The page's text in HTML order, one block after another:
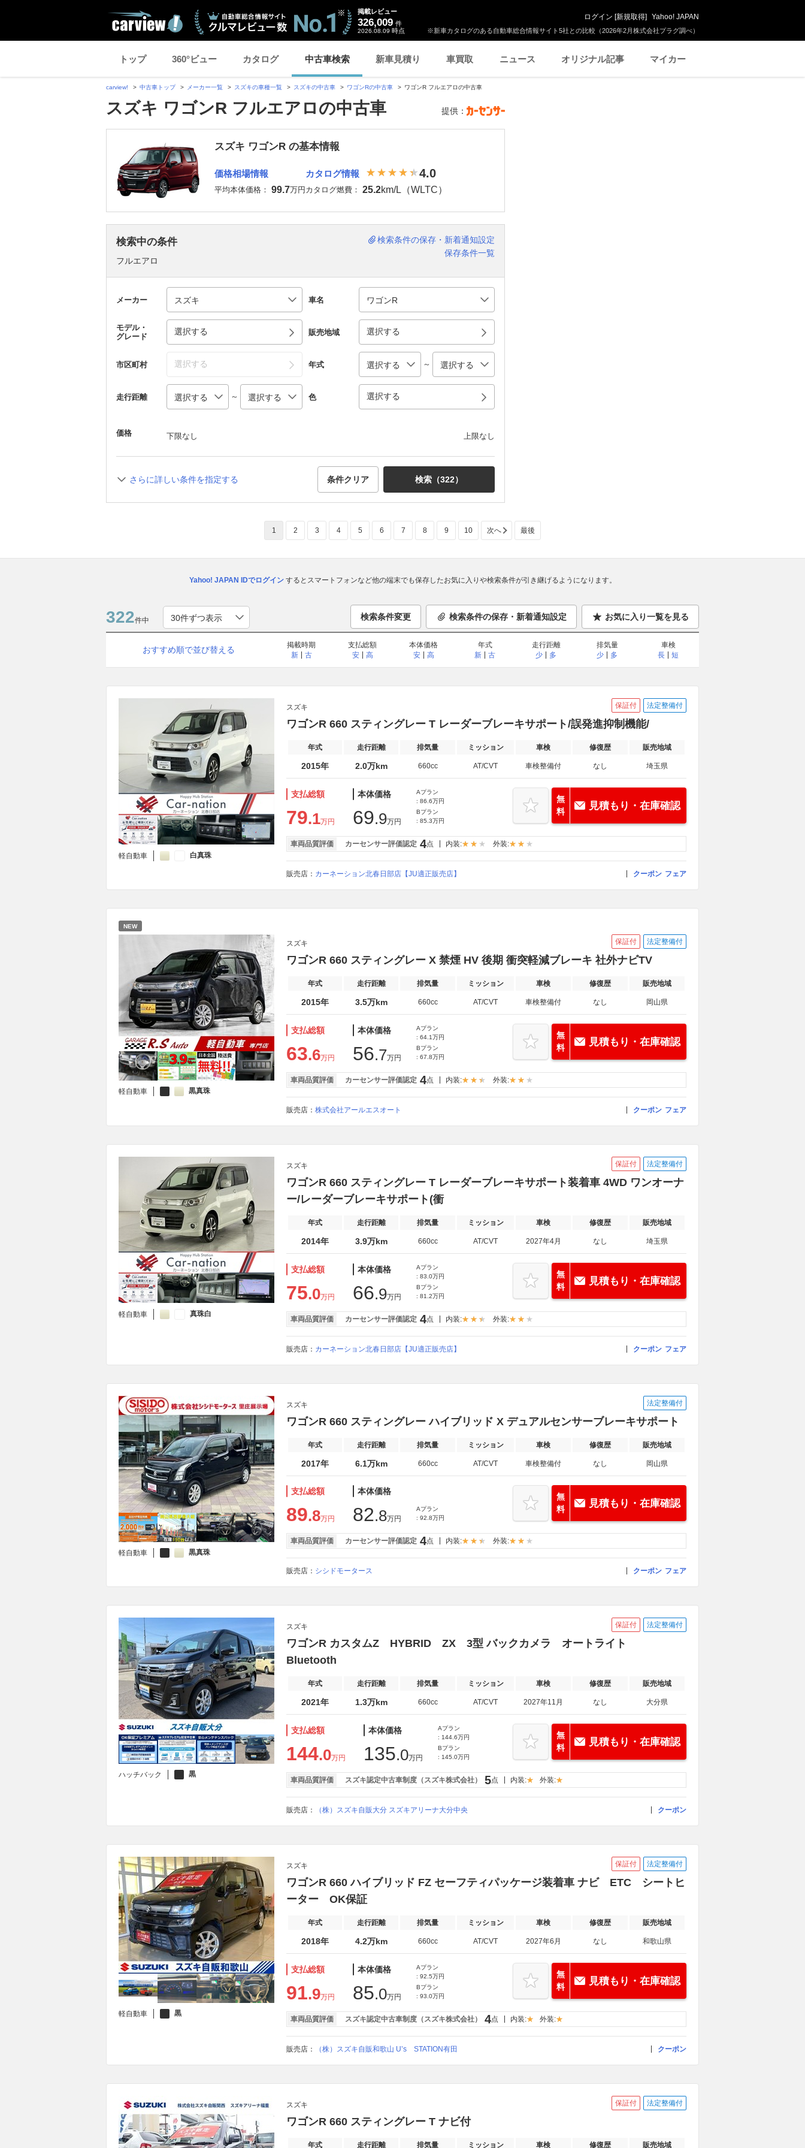
※新車カタログのある自動車総合情報サイト5社との比較（2026年2月株式会社プラグ調べ）
掲載レビュー
326,009 件
2026.08.09 時点
ログイン [新規取得] Yahoo! JAPAN
トップ 360°ビュー カタログ 中古車検索 新車見積り 車買取 ニュース オリジナル記事 マイカー
carview! 中古車トップ メーカー一覧 スズキの車種一覧 スズキの中古車 ワゴンRの中古車 ワゴンR フルエアロの中古車
スズキ ワゴンR フルエアロの中古車 提供：
スズキ ワゴンR の基本情報
価格相場情報
平均本体価格： 99.7万円
カタログ情報 4.0
カタログ燃費： 25.2km/L（WLTC）
検索中の条件
フルエアロ
検索条件の保存・新着通知設定
保存条件一覧
メーカー 車名
モデル・
グレード
選択する 販売地域 選択する
市区町村 選択する 年式 ～
走行距離 ～ 色 選択する
価格 下限なし 上限なし
さらに詳しい条件を指定する 条件クリア 検索（322）
1 2 3 4 5 6 7 8 9 10 次へ 最後
Yahoo! JAPAN IDでログインするとスマートフォンなど他の端末でも保存したお気に入りや検索条件が引き継げるようになります。
322件中 検索条件変更 検索条件の保存・新着通知設定 お気に入り一覧を見る
おすすめ順で並び替える
掲載時期
新
古
支払総額
安
高
本体価格
安
高
年式
新
古
走行距離
少
多
排気量
少
多
車検
長
短
軽自動車 白真珠
スズキ 保証付 法定整備付
ワゴンR 660 スティングレー T レーダーブレーキサポート/誤発進抑制機能/
年式 走行距離 排気量 ミッション 車検 修復歴 販売地域
2015年 2.0万km 660cc AT/CVT 車検整備付 なし 埼玉県
支払総額
79.1万円
本体価格
69.9万円
Aプラン
: 86.6万円
Bプラン
: 85.3万円
無
料
見積もり・在庫確認
車両品質評価 カーセンサー評価認定 4点 内装: 外装:
販売店： カーネーション北春日部店【JU適正販売店】 クーポン フェア
NEW
軽自動車 黒真珠
スズキ 保証付 法定整備付
ワゴンR 660 スティングレー X 禁煙 HV 後期 衝突軽減ブレーキ 社外ナビTV
年式 走行距離 排気量 ミッション 車検 修復歴 販売地域
2015年 3.5万km 660cc AT/CVT 車検整備付 なし 岡山県
支払総額
63.6万円
本体価格
56.7万円
Aプラン
: 64.1万円
Bプラン
: 67.8万円
無
料
見積もり・在庫確認
車両品質評価 カーセンサー評価認定 4点 内装: 外装:
販売店： 株式会社アールエスオート クーポン フェア
軽自動車 真珠白
スズキ 保証付 法定整備付
ワゴンR 660 スティングレー T レーダーブレーキサポート装着車 4WD ワンオーナ
ー/レーダーブレーキサポート(衝
年式 走行距離 排気量 ミッション 車検 修復歴 販売地域
2014年 3.9万km 660cc AT/CVT 2027年4月 なし 埼玉県
支払総額
75.0万円
本体価格
66.9万円
Aプラン
: 83.0万円
Bプラン
: 81.2万円
無
料
見積もり・在庫確認
車両品質評価 カーセンサー評価認定 4点 内装: 外装:
販売店： カーネーション北春日部店【JU適正販売店】 クーポン フェア
軽自動車 黒真珠
スズキ 法定整備付
ワゴンR 660 スティングレー ハイブリッド X デュアルセンサーブレーキサポート
年式 走行距離 排気量 ミッション 車検 修復歴 販売地域
2017年 6.1万km 660cc AT/CVT 車検整備付 なし 岡山県
支払総額
89.8万円
本体価格
82.8万円
Aプラン
: 92.8万円
無
料
見積もり・在庫確認
車両品質評価 カーセンサー評価認定 4点 内装: 外装:
販売店： シシドモータース クーポン フェア
ハッチバック 黒
スズキ 保証付 法定整備付
ワゴンR カスタムZ HYBRID ZX 3型 バックカメラ オートライト
Bluetooth
年式 走行距離 排気量 ミッション 車検 修復歴 販売地域
2021年 1.3万km 660cc AT/CVT 2027年11月 なし 大分県
支払総額
144.0万円
本体価格
135.0万円
Aプラン
: 144.6万円
Bプラン
: 145.0万円
無
料
見積もり・在庫確認
車両品質評価 スズキ認定中古車制度（スズキ株式会社） 5点 内装: 外装:
販売店： （株）スズキ自販大分 スズキアリーナ大分中央 クーポン
軽自動車 黒
スズキ 保証付 法定整備付
ワゴンR 660 ハイブリッド FZ セーフティパッケージ装着車 ナビ ETC シートヒ
ーター OK保証
年式 走行距離 排気量 ミッション 車検 修復歴 販売地域
2018年 4.2万km 660cc AT/CVT 2027年6月 なし 和歌山県
支払総額
91.9万円
本体価格
85.0万円
Aプラン
: 92.5万円
Bプラン
: 93.0万円
無
料
見積もり・在庫確認
車両品質評価 スズキ認定中古車制度（スズキ株式会社） 4点 内装: 外装:
販売店： （株）スズキ自販和歌山 U’s STATION有田 クーポン
スズキ 保証付 法定整備付
ワゴンR 660 スティングレー T ナビ付
年式 走行距離 排気量 ミッション 車検 修復歴 販売地域